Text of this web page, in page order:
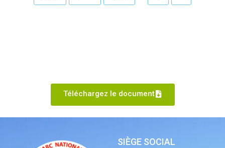
Téléchargez le document
SIÈGE SOCIAL